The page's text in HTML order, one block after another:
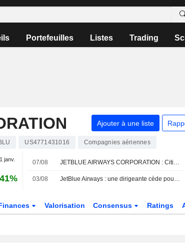
Portefeuilles Listes Trading
Ajouter à une liste
US4771431016 Compagnies aériennes
janv. 07/08 JETBLUE AIRWAYS CORPORATION : Citigroup révise son opinion et passe à vendre
03/08 JetBlue Airways : une dirigeante cède pour 444 949 $ d'actions, selon un document de la SEC
Valorisation Consensus Ratings